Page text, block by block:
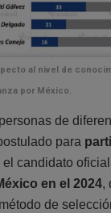
al nivel de
por México.
de
para
el candidato
en el 2024,
de